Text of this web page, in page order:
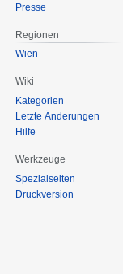
Presse
Regionen
Wien
Wiki
Kategorien
Letzte Änderungen
Hilfe
Werkzeuge
Spezialseiten
Druckversion